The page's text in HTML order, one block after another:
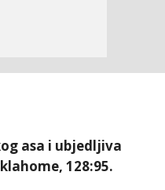
asa i ubjedljiva
128:95.